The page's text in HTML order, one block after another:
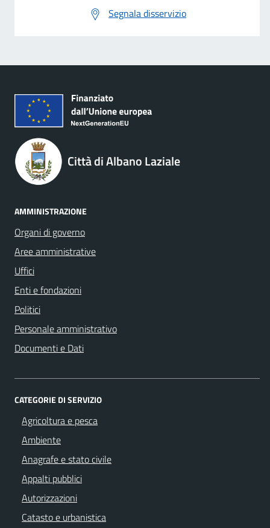
Segnala disservizio
Città di Albano Laziale
AMMINISTRAZIONE
Organi di governo
Aree amministrative
Uffici
Enti e fondazioni
Politici
Personale amministrativo
Documenti e Dati
CATEGORIE DI SERVIZIO
Agricoltura e pesca
Ambiente
Anagrafe e stato civile
Appalti pubblici
Autorizzazioni
Catasto e urbanistica